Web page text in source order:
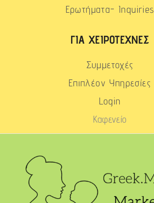
Ερωτήματα- Inquiries
ΓΙΑ ΧΕΙΡΟΤΈΧΝΕΣ
Συμμετοχές
Επιπλέον Υπηρεσίες
Login
Καφενείο